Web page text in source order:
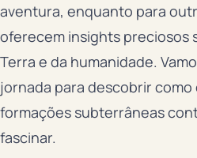
aventura, enquanto para
oferecem insights preciosos
Terra e da humanidade.
jornada para descobrir como
formações subterrâneas
fascinar.